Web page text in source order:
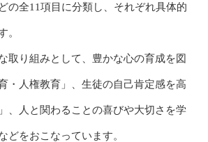
の全11項目に分類し、それぞれ具体的
。
取り組みとして、豊かな心の育成を図
・人権教育」、生徒の自己肯定感を高
、人と関わることの喜びや大切さを学
どをおこなっています。